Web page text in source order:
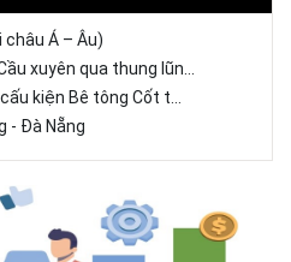
Á – Âu)
xuyên qua thung lũn...
kiện Bê tông Cốt t...
- Đà Nẵng